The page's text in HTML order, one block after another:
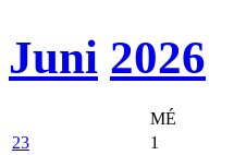
Juni 2026
MÉ
23
1